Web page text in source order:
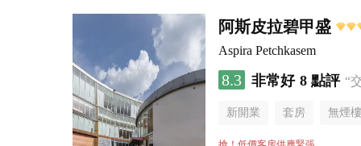
阿斯皮拉碧甲盛
Aspira Petchkasem
8.3 非常好 8 點評 “
新開業 套房 無煙